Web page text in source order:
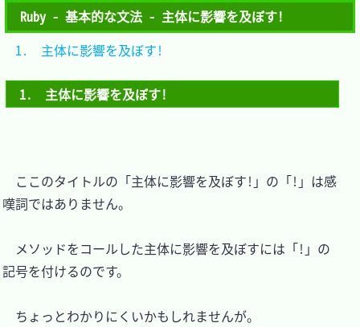
Ruby - 基本的な文法 - 主体に影響を及ぼす!
1.　主体に影響を及ぼす!
ここのタイトルの「主体に影響を及ぼす!」の「!」は感
嘆詞ではありません。
メソッドをコールした主体に影響を及ぼすには「!」の
記号を付けるのです。
ちょっとわかりにくいかもしれませんが。